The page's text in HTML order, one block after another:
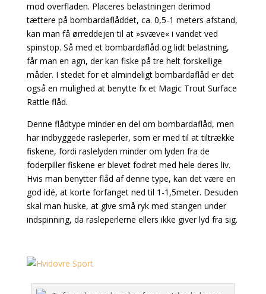
mod overfladen. Placeres belastningen derimod
tættere på bombardaflåddet, ca. 0,5-1 meters afstand,
kan man få ørreddejen til at »svæve« i vandet ved
spinstop. Så med et bombardaflåd og lidt belastning,
får man en agn, der kan fiske på tre helt forskellige
måder. I stedet for et almindeligt bombardaflåd er det
også en mulighed at benytte fx et Magic Trout Surface
Rattle flåd.
Denne flådtype minder en del om bombardaflåd, men
har indbyggede rasleperler, som er med til at tiltrække
fiskene, fordi raslelyden minder om lyden fra de
foderpiller fiskene er blevet fodret med hele deres liv.
Hvis man benytter flåd af denne type, kan det være en
god idé, at korte forfanget ned til 1-1,5meter. Desuden
skal man huske, at give små ryk med stangen under
indspinning, da rasleperlerne ellers ikke giver lyd fra sig.